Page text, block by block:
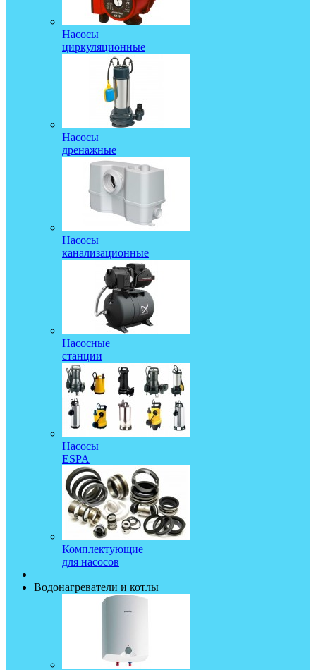
Насосы
циркуляционные
Насосы
дренажные
Насосы
канализационные
Насосные
станции
Насосы
ESPA
Комплектующие
для насосов
Водонагреватели и котлы